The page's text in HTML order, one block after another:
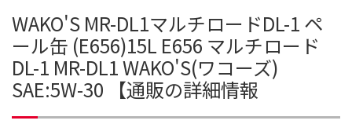
WAKO'S MR-DL1マルチロードDL-1 ペ
ール缶 (E656)15L E656 マルチロード
DL-1 MR-DL1 WAKO'S(ワコーズ)
SAE:5W-30 【通販の詳細情報